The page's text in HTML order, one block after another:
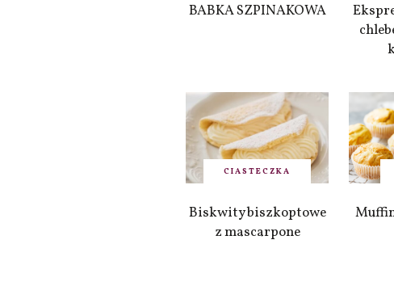
BABKA SZPINAKOWA
CIASTECZKA
Biskwity biszkoptowe
z mascarpone